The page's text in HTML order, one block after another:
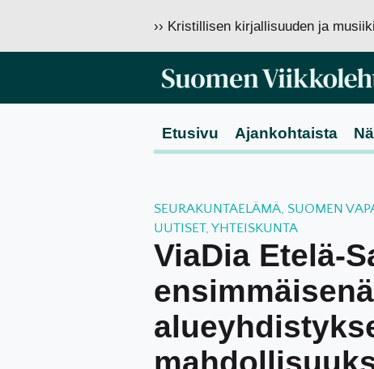
›› Kristillisen kirjallisuuden ja
Etusivu Ajankohtaista
SEURAKUNTAELÄMÄ, SUOMEN
UUTISET, YHTEISKUNTA
ViaDia Etelä-
ensimmäisenä